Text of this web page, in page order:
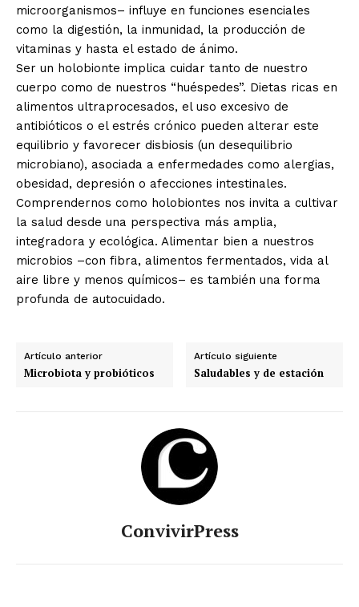
microorganismos– influye en funciones esenciales
como la digestión, la inmunidad, la producción de
vitaminas y hasta el estado de ánimo.
Ser un holobionte implica cuidar tanto de nuestro
cuerpo como de nuestros “huéspedes”. Dietas ricas en
alimentos ultraprocesados, el uso excesivo de
antibióticos o el estrés crónico pueden alterar este
equilibrio y favorecer disbiosis (un desequilibrio
microbiano), asociada a enfermedades como alergias,
obesidad, depresión o afecciones intestinales.
Comprendernos como holobiontes nos invita a cultivar
la salud desde una perspectiva más amplia,
integradora y ecológica. Alimentar bien a nuestros
microbios –con fibra, alimentos fermentados, vida al
aire libre y menos químicos– es también una forma
profunda de autocuidado.
Artículo anterior
Microbiota y probióticos
Artículo siguiente
Saludables y de estación
ConvivirPress